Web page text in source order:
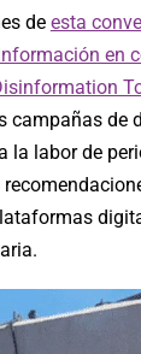
de esta
en
campañas de
la labor de